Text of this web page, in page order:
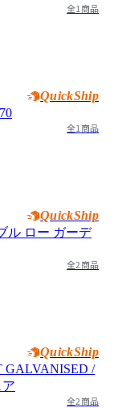
全1商品
QuickShip
全1商品
QuickShip
全2商品
QuickShip
全2商品